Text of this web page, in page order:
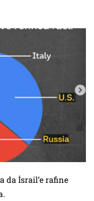
da İsrail’e rafine